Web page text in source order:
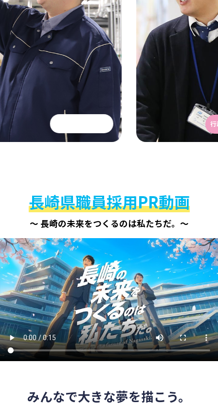
行政・一般事務
長崎県職員採用PR動画
～ 長崎の未来をつくるのは私たちだ。～
みんなで大きな夢を描こう。